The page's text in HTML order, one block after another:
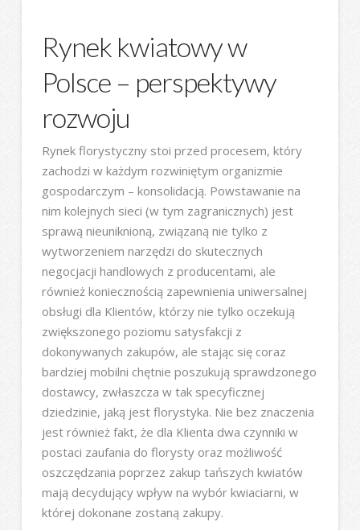
Rynek kwiatowy w
Polsce – perspektywy
rozwoju
Rynek florystyczny stoi przed procesem, który
zachodzi w każdym rozwiniętym organizmie
gospodarczym – konsolidacją. Powstawanie na
nim kolejnych sieci (w tym zagranicznych) jest
sprawą nieuniknioną, związaną nie tylko z
wytworzeniem narzędzi do skutecznych
negocjacji handlowych z producentami, ale
również koniecznością zapewnienia uniwersalnej
obsługi dla Klientów, którzy nie tylko oczekują
zwiększonego poziomu satysfakcji z
dokonywanych zakupów, ale stając się coraz
bardziej mobilni chętnie poszukują sprawdzonego
dostawcy, zwłaszcza w tak specyficznej
dziedzinie, jaką jest florystyka. Nie bez znaczenia
jest również fakt, że dla Klienta dwa czynniki w
postaci zaufania do florysty oraz możliwość
oszczędzania poprzez zakup tańszych kwiatów
mają decydujący wpływ na wybór kwiaciarni, w
której dokonane zostaną zakupy.